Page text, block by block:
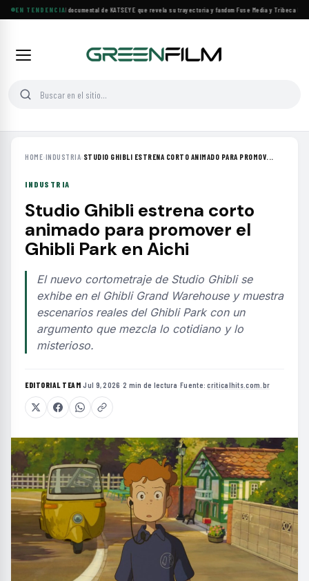
EN TENDENCIA
Llega a cines el documental de KATSEYE que revela su trayectoria y fandom·Fuse Media y Tribeca
HOME›INDUSTRIA› STUDIO GHIBLI ESTRENA CORTO ANIMADO PARA PROMOV...
INDUSTRIA
Studio Ghibli estrena corto
animado para promover el
Ghibli Park en Aichi
El nuevo cortometraje de Studio Ghibli se
exhibe en el Ghibli Grand Warehouse y muestra
escenarios reales del Ghibli Park con un
argumento que mezcla lo cotidiano y lo
misterioso.
EDITORIAL TEAM·Jul 9, 2026 ·2 min de lectura ·Fuente:criticalhits.com.br